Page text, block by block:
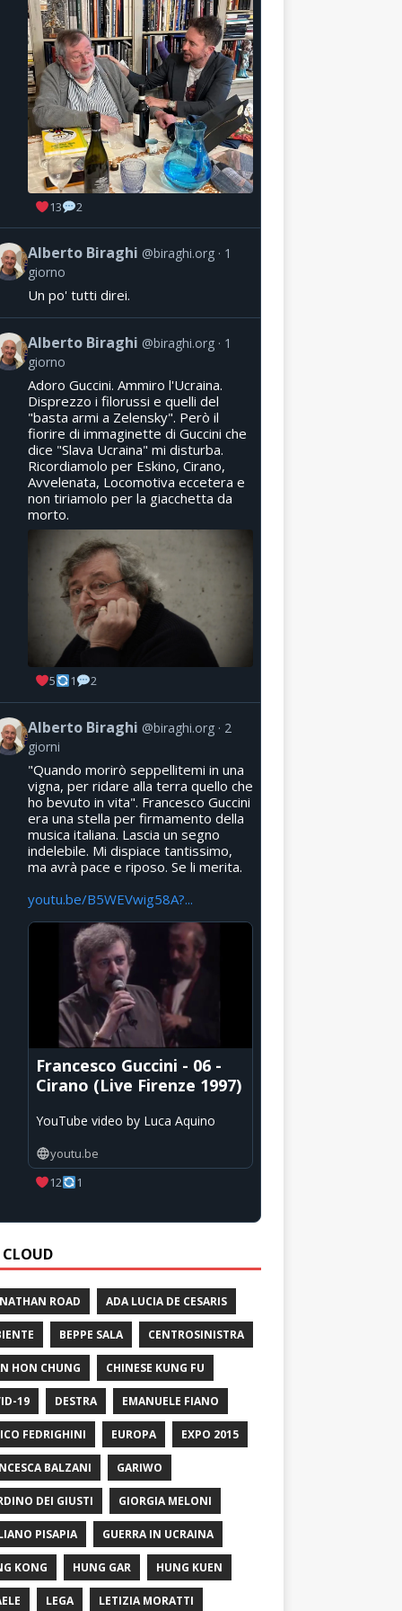
13 2
Alberto Biraghi @biraghi.org
1
giorno
Un po' tutti direi.
Alberto Biraghi @biraghi.org
1
giorno
Adoro Guccini. Ammiro l'Ucraina.
Disprezzo i filorussi e quelli del
"basta armi a Zelensky". Però il
fiorire di immaginette di Guccini che
dice "Slava Ucraina" mi disturba.
Ricordiamolo per Eskino, Cirano,
Avvelenata, Locomotiva eccetera e
non tiriamolo per la giacchetta da
morto.
5 1 2
Alberto Biraghi @biraghi.org
2
giorni
"Quando morirò seppellitemi in una
vigna, per ridare alla terra quello che
ho bevuto in vita". Francesco Guccini
era una stella per firmamento della
musica italiana. Lascia un segno
indelebile. Mi dispiace tantissimo,
ma avrà pace e riposo. Se li merita.
youtu.be/B5WEVwig58A?...
Francesco Guccini - 06 -
Cirano (Live Firenze 1997)
YouTube video by Luca Aquino
youtu.be
12
1
ROAD ADA LUCIA DE CESARIS
BEPPE SALA CENTROSINISTRA
HON CHUNG CHINESE KUNG FU
19 DESTRA EMANUELE FIANO
FEDRIGHINI EUROPA EXPO 2015
BALZANI GARIWO
DEI GIUSTI GIORGIA MELONI
PISAPIA GUERRA IN UCRAINA
KONG HUNG GAR HUNG KUEN
LEGA LETIZIA MORATTI